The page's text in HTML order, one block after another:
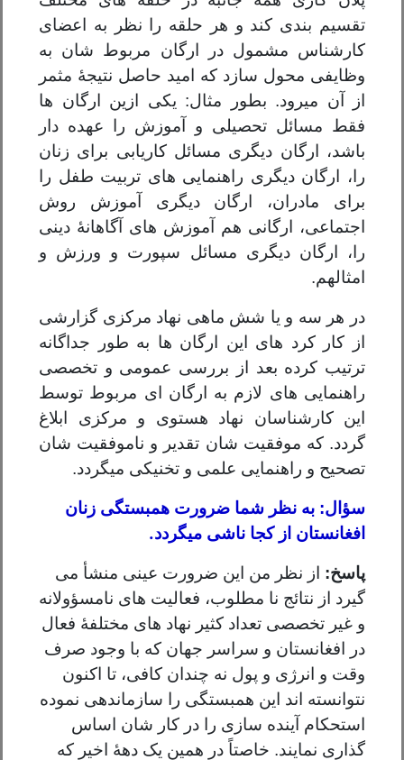
تقسیم بندی کند و هر حلقه را نظر به اعضای
کارشناس مشمول در ارگان مربوط شان به
وظایفی محول سازد که امید حاصل نتیجۀ مثمر
از آن میرود. بطور مثال: یکی ازین ارگان ها
فقط مسائل تحصیلی و آموزش را عهده دار
باشد، ارگان دیگری مسائل کاریابی برای زنان
را، ارگان دیگری راهنمایی های تربیت طفل را
برای مادران، ارگان دیگری آموزش روش
اجتماعی، ارگانی هم آموزش های آگاهانۀ دینی
را، ارگان دیگری مسائل سپورت و ورزش و
امثالهم.
در هر سه و یا شش ماهی نهاد مرکزی گزارشی
از کار کرد های این ارگان ها به طور جداگانه
ترتیب کرده بعد از بررسی عمومی و تخصصی
راهنمایی های لازم به ارگان ای مربوط توسط
این کارشناسان نهاد هستوی و مرکزی ابلاغ
گردد. که موفقیت شان تقدیر و ناموفقیت شان
تصحیح و راهنمایی علمی و تخنیکی میگردد.
سؤال: به نظر شما ضرورت همبستگی زنان
افغانستان از کجا ناشی میگردد.
پاسخ: از نظر من این ضرورت عینی منشأ می
گیرد از نتائج نا مطلوب، فعالیت های نامسؤولانه
و غیر تخصصی تعداد کثیر نهاد های مختلفۀ فعال
در افغانستان و سراسر جهان که با وجود صرف
وقت و انرژی و پول نه چندان کافی، تا اکنون
نتوانسته اند این همبستگی را سازماندهی نموده
استحکام آینده سازی را در کار شان اساس
گذاری نمایند. خاصتاً در همین یک دهۀ اخیر که